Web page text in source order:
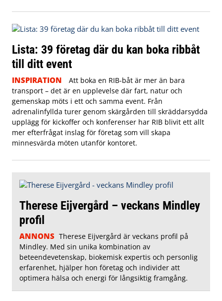
Lista: 39 företag där du kan boka ribbåt
till ditt event
INSPIRATION
Att boka en RIB-båt är mer än bara
transport – det är en upplevelse där fart, natur och
gemenskap möts i ett och samma event. Från
adrenalinfyllda turer genom skärgården till skräddarsydda
upplägg för kickoffer och konferenser har RIB blivit ett allt
mer efterfrågat inslag för företag som vill skapa
minnesvärda möten utanför kontoret.
Therese Eijvergård – veckans Mindley
profil
ANNONS Therese Eijvergård är veckans profil på
Mindley. Med sin unika kombination av
beteendevetenskap, biokemisk expertis och personlig
erfarenhet, hjälper hon företag och individer att
optimera hälsa och energi för långsiktig framgång.